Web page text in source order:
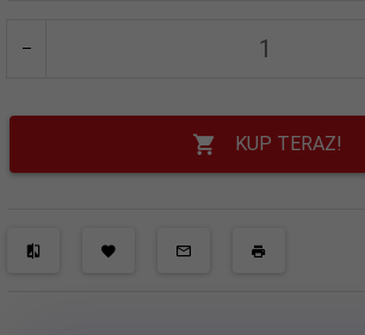
KUP TERAZ!